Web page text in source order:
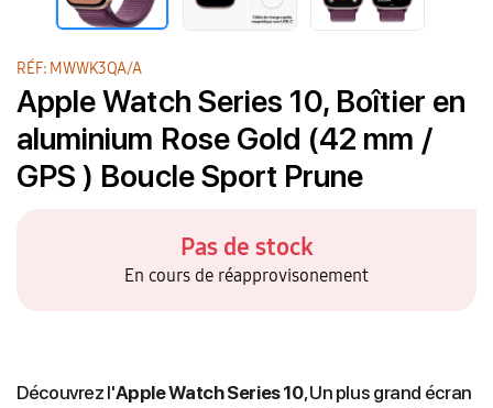
RÉF: MWWK3QA/A
Apple Watch Series 10, Boîtier en
aluminium Rose Gold (42 mm /
GPS ) Boucle Sport Prune
Pas de stock
En cours de réapprovisonement
Découvrez l'Apple Watch Series 10, Un plus grand écran